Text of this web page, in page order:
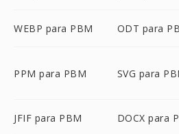
WEBP para PBM ODT para
PPM para PBM SVG para
JFIF para PBM DOCX para